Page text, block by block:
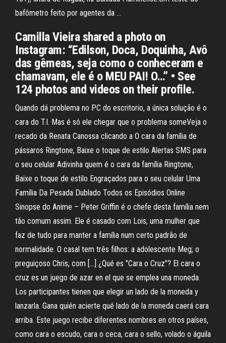
bafômetro feito por agentes da …
Camilla Vieira shared a photo on
Instagram: “Edilson, Doca, Doquinha, Avô
das gêmeas, seja como o conheceram e
chamavam, ele é o MEU PAI! O…” • See
124 photos and videos on their profile.
Quando dá problema no PC do escritorio, a única solução é o
cara do T.I. Mas é só ele chegar que o problema someVeja o
recado da Renata Canossa clicando a O cara da família de
pássaros Ringtone, Baixe o toque de estilo Alertas SMS para
o seu celular Adivinha quem é o cara da família Ringtone,
Baixe o toque de estilo Engraçados para o seu celular Uma
Família Da Pesada Dublado Todos os Episódios Online
Sinopse do Anime – Peter Griffin é o chefe desta família nem
tão comum assim. Ele é casado com Lois, uma mulher que
faz de tudo para manter a família num certo padrão de
normalidade. O casal tem três filhos: a adolescente Meg; o
preguiçoso Chris, com […] ¿Qué es "Cara o Cruz"? El cara o
cruz es un juego de azar en el que se emplea una moneda.
Los participantes tienen que elegir un lado de la moneda y
lanzarla. Gana quién acierte qué lado de la moneda caerá cara
arriba. Este juego recibe diferentes nombres en otros países,
como cara o escudo, cara o ceca, cara o sello, volado o águila